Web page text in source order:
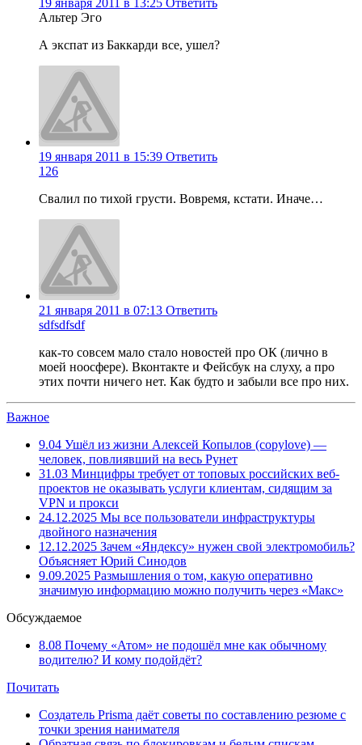
19 января 2011 в 13:25 Ответить
Альтер Эго
А экспат из Баккарди все, ушел?
19 января 2011 в 15:39 Ответить
126
Свалил по тихой грусти. Вовремя, кстати. Иначе…
21 января 2011 в 07:13 Ответить
sdfsdfsdf
как-то совсем мало стало новостей про ОК (лично в
моей ноосфере). Вконтакте и Фейсбук на слуху, а про
этих почти ничего нет. Как будто и забыли все про них.
Важное
9.04 Ушёл из жизни Алексей Копылов (copylove) —
человек, повлиявший на весь Рунет
31.03 Минцифры требует от топовых российских веб-
проектов не оказывать услуги клиентам, сидящим за
VPN и прокси
24.12.2025 Мы все пользователи инфраструктуры
двойного назначения
12.12.2025 Зачем «Яндексу» нужен свой электромобиль?
Объясняет Юрий Синодов
9.09.2025 Размышления о том, какую оперативно
значимую информацию можно получить через «Макс»
Обсуждаемое
8.08 Почему «Атом» не подошёл мне как обычному
водителю? И кому подойдёт?
Почитать
Создатель Prisma даёт советы по составлению резюме с
точки зрения нанимателя